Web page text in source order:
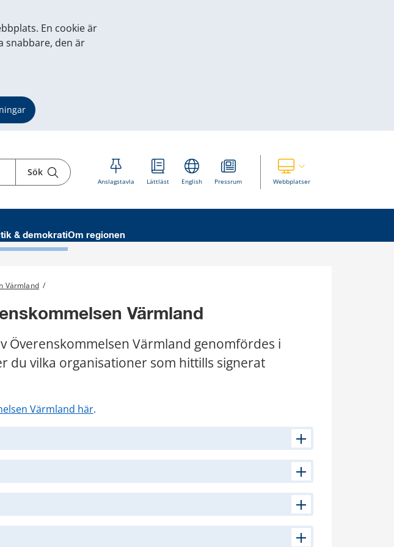
En cookie är
snabbare, den är
Sök
Anslagstavla Lättläst English Pressrum WebbplatserVisa våra andra webbplatser
& demokratiOm regionen
Värmland /
Värmland
Överenskommelsen Värmland genomfördes i
du vilka organisationer som hittills signerat
Värmland härpdf, 408 kB.
.